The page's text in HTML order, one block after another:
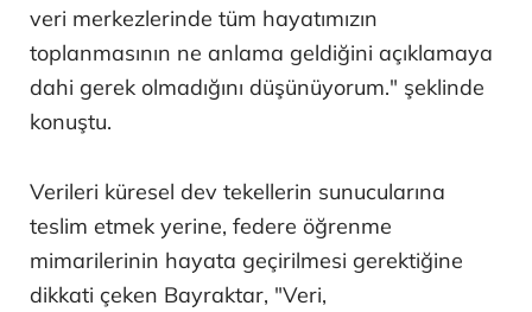
veri merkezlerinde tüm hayatımızın
toplanmasının ne anlama geldiğini açıklamaya
dahi gerek olmadığını düşünüyorum." şeklinde
konuştu.
Verileri küresel dev tekellerin sunucularına
teslim etmek yerine, federe öğrenme
mimarilerinin hayata geçirilmesi gerektiğine
dikkati çeken Bayraktar, "Veri,